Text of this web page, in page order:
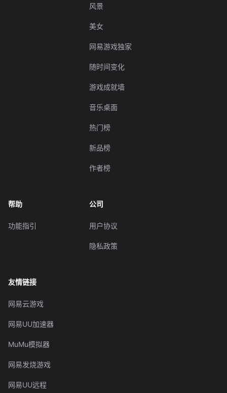
风景
美女
网易游戏独家
随时间变化
游戏成就墙
音乐桌面
热门榜
新品榜
作者榜
帮助
功能指引
公司
用户协议
隐私政策
友情链接
网易云游戏
网易UU加速器
MuMu模拟器
网易发烧游戏
网易UU远程